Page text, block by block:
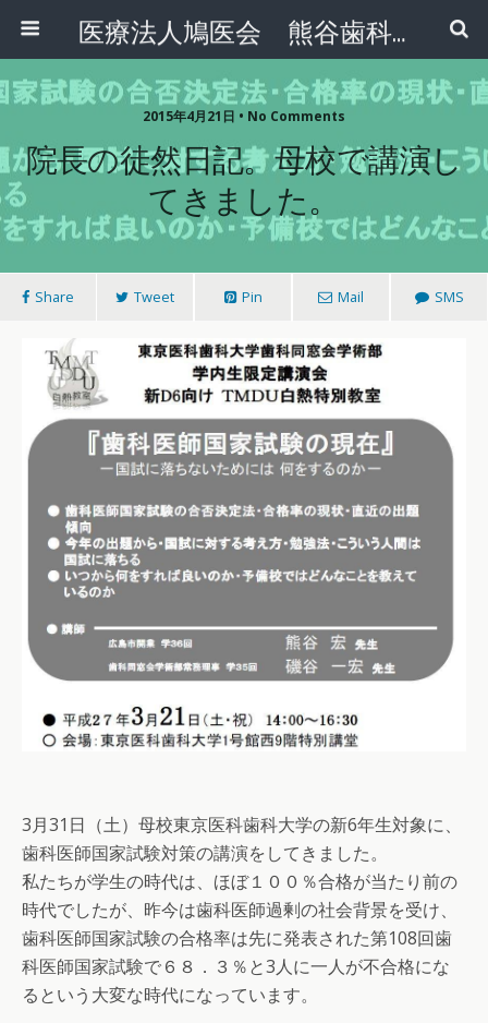
医療法人鳩医会 熊谷歯科クリニック
2015年4月21日 • No Comments
院長の徒然日記。母校で講演し
てきました。
Share Tweet Pin Mail SMS
3月31日（土）母校東京医科歯科大学の新6年生対象に、
歯科医師国家試験対策の講演をしてきました。
私たちが学生の時代は、ほぼ１００％合格が当たり前の
時代でしたが、昨今は歯科医師過剰の社会背景を受け、
歯科医師国家試験の合格率は先に発表された第108回歯
科医師国家試験で６８．３％と3人に一人が不合格にな
るという大変な時代になっています。